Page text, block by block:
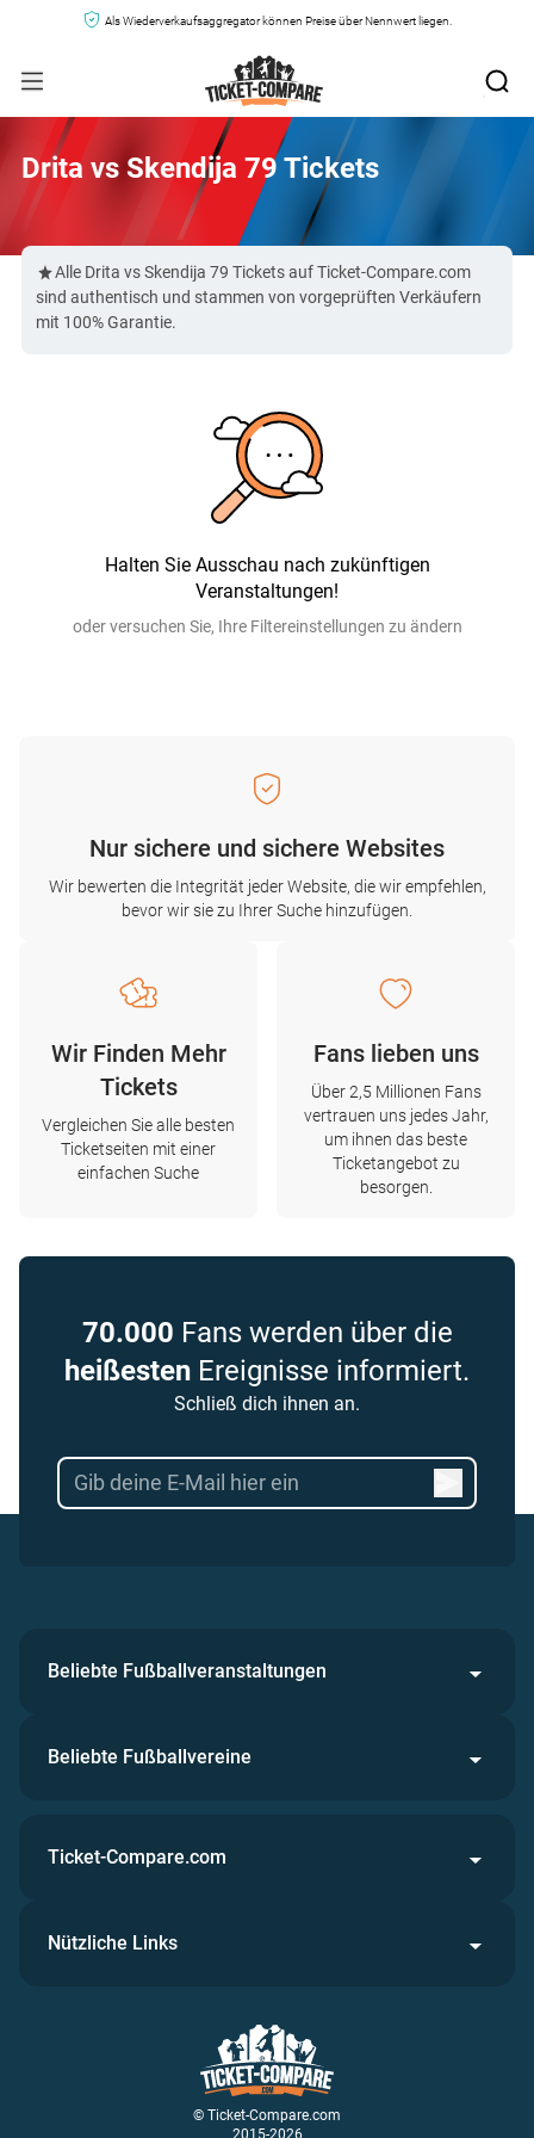
Als Wiederverkaufsaggregator können Preise über Nennwert liegen.
Drita vs Skendija 79 Tickets
Alle Drita vs Skendija 79 Tickets auf Ticket-Compare.com
sind authentisch und stammen von vorgeprüften Verkäufern
mit 100% Garantie.
Halten Sie Ausschau nach zukünftigen
Veranstaltungen!
oder versuchen Sie, Ihre Filtereinstellungen zu ändern
Nur sichere und sichere Websites
Wir bewerten die Integrität jeder Website, die wir empfehlen,
bevor wir sie zu Ihrer Suche hinzufügen.
Wir Finden Mehr
Tickets
Vergleichen Sie alle besten
Ticketseiten mit einer
einfachen Suche
Fans lieben uns
Über 2,5 Millionen Fans
vertrauen uns jedes Jahr,
um ihnen das beste
Ticketangebot zu
besorgen.
70.000 Fans werden über die
heißesten Ereignisse informiert.
Schließ dich ihnen an.
Beliebte Fußballveranstaltungen
Beliebte Fußballvereine
© Ticket-Compare.com
2015-2026
Ticket-Compare.com
Nützliche Links